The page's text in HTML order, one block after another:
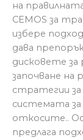
на
CEMOS за
избере
дава
дисковете за
започване на
стратегии за
системата за
откосите..
предлага